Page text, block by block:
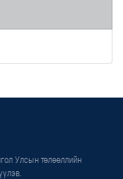
Улсын төлөөллийн